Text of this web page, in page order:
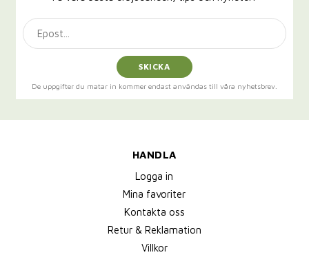
SKICKA
De uppgifter du matar in kommer endast användas till våra nyhetsbrev.
HANDLA
Logga in
Mina favoriter
Kontakta oss
Retur & Reklamation
Villkor